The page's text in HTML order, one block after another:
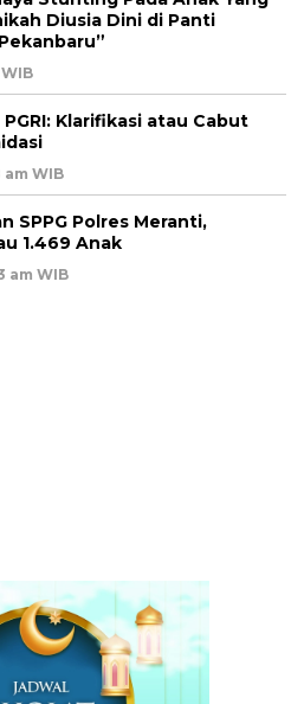
Diusia Dini di Panti
Klarifikasi atau Cabut
am WIB
SPPG Polres Meranti,
1.469 Anak
am WIB